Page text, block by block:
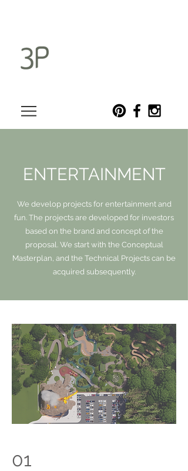
ENTERTAINMENT
We develop projects for entertainment and
fun. The projects are developed for investors
based on the brand and concept of the
proposal. We start with the Conceptual
Masterplan, and the Technical Projects can be
acquired subsequently.
01